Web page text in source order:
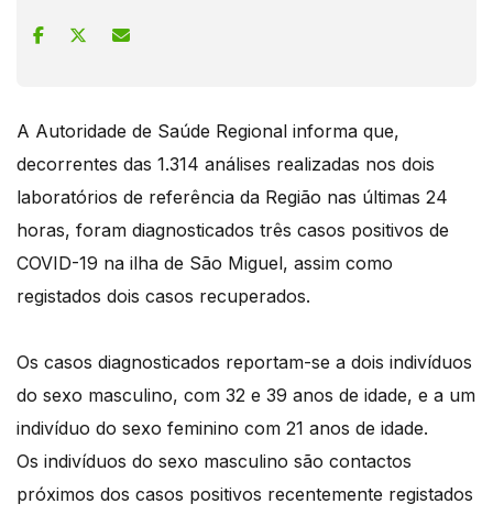
A Autoridade de Saúde Regional informa que,
decorrentes das 1.314 análises realizadas nos dois
laboratórios de referência da Região nas últimas 24
horas, foram diagnosticados três casos positivos de
COVID-19 na ilha de São Miguel, assim como
registados dois casos recuperados.
Os casos diagnosticados reportam-se a dois indivíduos
do sexo masculino, com 32 e 39 anos de idade, e a um
indivíduo do sexo feminino com 21 anos de idade.
Os indivíduos do sexo masculino são contactos
próximos dos casos positivos recentemente registados